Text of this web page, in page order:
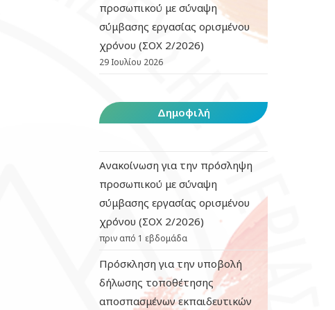
προσωπικού με σύναψη
σύμβασης εργασίας ορισμένου
χρόνου (ΣΟΧ 2/2026)
29 Ιουλίου 2026
Δημοφιλή
Ανακοίνωση για την πρόσληψη
προσωπικού με σύναψη
σύμβασης εργασίας ορισμένου
χρόνου (ΣΟΧ 2/2026)
πριν από 1 εβδομάδα
Πρόσκληση για την υποβολή
δήλωσης τοποθέτησης
αποσπασμένων εκπαιδευτικών